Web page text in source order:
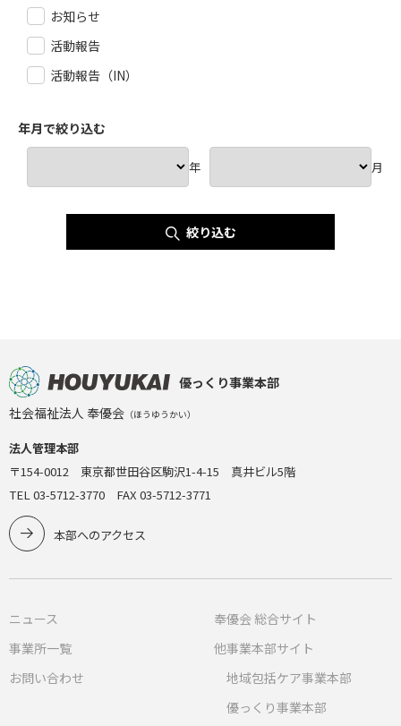
お知らせ
活動報告
活動報告（IN）
年月で絞り込む
年 月
絞り込む
優っくり事業本部
社会福祉法人 奉優会 （ほうゆうかい）
法人管理本部
〒154-0012 東京都世田谷区駒沢1-4-15 真井ビル5階
TEL 03-5712-3770 FAX 03-5712-3771
本部へのアクセス
ニュース
事業所一覧
お問い合わせ
奉優会 総合サイト
他事業本部サイト
地域包括ケア事業本部
優っくり事業本部